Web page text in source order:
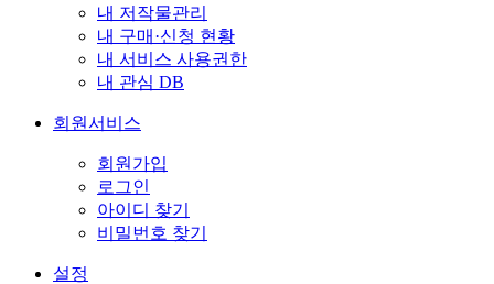
내 저작물관리
내 구매·신청 현황
내 서비스 사용권한
내 관심 DB
회원서비스
회원가입
로그인
아이디 찾기
비밀번호 찾기
설정